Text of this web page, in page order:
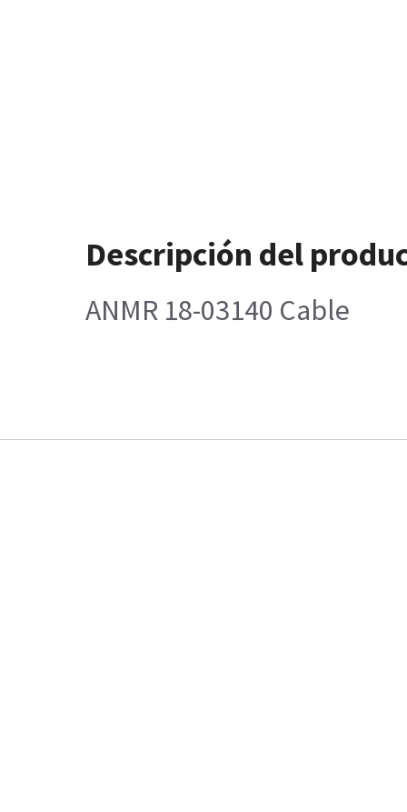
Descripción del
ANMR 18-03140 Cable